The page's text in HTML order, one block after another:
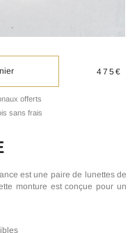
offerts
sans frais
475€
est une paire de lunettes de
monture est conçue pour un